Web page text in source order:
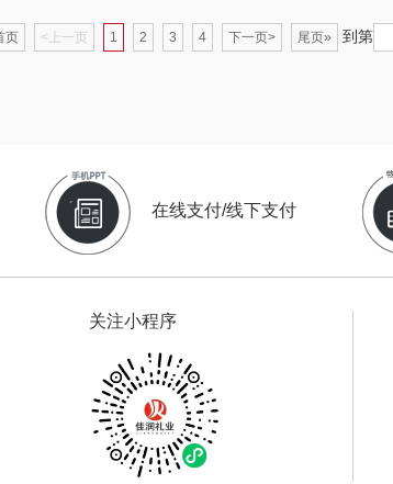
尚丽和 T.J.HARREN 亿瞬间
伍闰堂
威诗兰
页 <上一页 1 2 3 4 下一页> 尾页» 到第
在线支付/线下支付
关注小程序